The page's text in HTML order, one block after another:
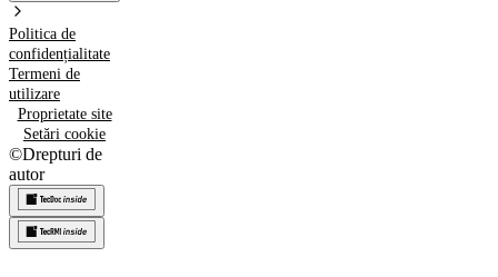
Politica de
confidențialitate
Termeni de
utilizare
Proprietate site
Setări cookie
©Drepturi de
autor